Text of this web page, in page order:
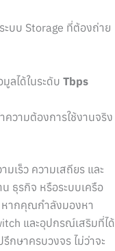
ะบบ Storage ที่ต้องถ่าย
ลได้ในระดับ Tbps
วามต้องการใช้งานจริง
เร็ว ความเสถียร และ
ธุรกิจ หรือระบบเครือ
หากคุณกำลังมองหา
และอุปกรณ์เสริมที่ได้
ษาครบวงจร ไม่ว่าจะ